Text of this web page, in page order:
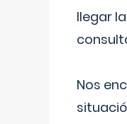
llegar
Nos